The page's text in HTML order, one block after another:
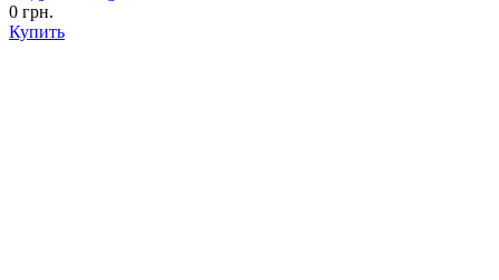
0 грн.
Купить